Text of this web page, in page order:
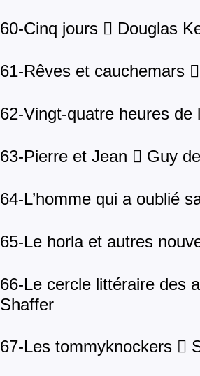
60-Cinq jours  Douglas
61-Rêves et cauchemars
62-Vingt-quatre heures de
63-Pierre et Jean  Guy
64-L’homme qui a oublié
65-Le horla et autres
66-Le cercle littéraire des
Shaffer
67-Les tommyknockers 